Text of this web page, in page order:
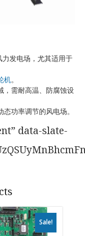
发电场，尤其适用于
机。
，需耐高温、防腐蚀设
功率调节的风电场。
data-slate-
Sale!